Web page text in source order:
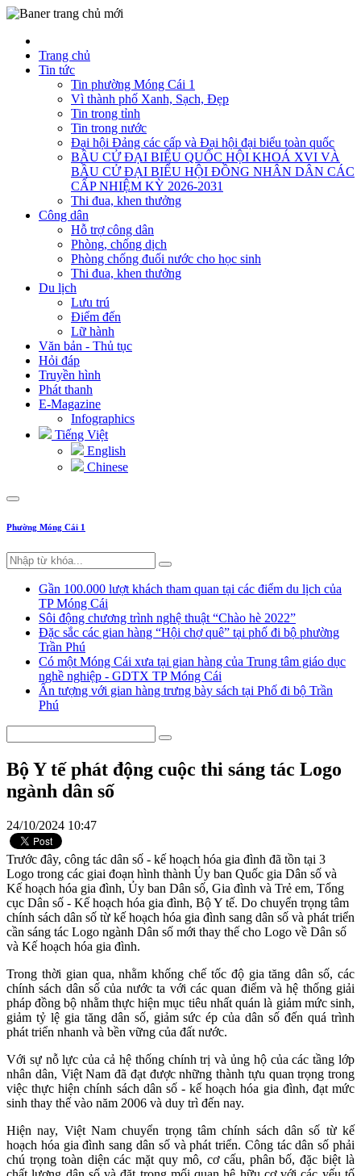
Trang chủ
Tin tức
Tin phường Móng Cái 1
Vì thành phố Xanh, Sạch, Đẹp
Tin trong tỉnh
Tin trong nước
Đại hội Đảng các cấp và Đại hội đại biểu toàn quốc
BẦU CỬ ĐẠI BIỂU QUỐC HỘI KHOÁ XVI VÀ
BẦU CỬ ĐẠI BIỂU HỘI ĐỒNG NHÂN DÂN CÁC
CẤP NHIỆM KỲ 2026-2031
Thi đua, khen thưởng
Công dân
Hỗ trợ công dân
Phòng, chống dịch
Phòng chống đuối nước cho học sinh
Thi đua, khen thưởng
Du lịch
Lưu trú
Điểm đến
Lữ hành
Văn bản - Thủ tục
Hỏi đáp
Truyền hình
Phát thanh
E-Magazine
Infographics
Tiếng Việt
English
Chinese
Phường Móng Cái 1
Gần 100.000 lượt khách tham quan tại các điểm du lịch của
TP Móng Cái
Sôi động chương trình nghệ thuật “Chào hè 2022”
Đặc sắc các gian hàng “Hội chợ quê” tại phố đi bộ phường
Trần Phú
Có một Móng Cái xưa tại gian hàng của Trung tâm giáo dục
nghề nghiệp - GDTX TP Móng Cái
Ấn tượng với gian hàng trưng bày sách tại Phố đi bộ Trần
Phú
Bộ Y tế phát động cuộc thi sáng tác Logo
ngành dân số
24/10/2024 10:47
Trước đây, công tác dân số - kế hoạch hóa gia đình đã tồn tại 3
Logo trong các giai đoạn hình thành Ủy ban Quốc gia Dân số và
Kế hoạch hóa gia đình, Ủy ban Dân số, Gia đình và Trẻ em, Tổng
cục Dân số - Kế hoạch hóa gia đình, Bộ Y tế. Do chuyển trọng tâm
chính sách dân số từ kế hoạch hóa gia đình sang dân số và phát triển
cần sáng tác Logo ngành Dân số mới thay thế cho Logo về Dân số
và Kế hoạch hóa gia đình.
Trong thời gian qua, nhằm khống chế tốc độ gia tăng dân số, các
chính sách dân số của nước ta với các quan điểm và hệ thống giải
pháp đồng bộ nhằm thực hiện mục tiêu nhất quán là giảm mức sinh,
giảm tỷ lệ gia tăng dân số, giảm sức ép của dân số đến quá trình
phát triển nhanh và bền vững của đất nước.
Với sự nỗ lực của cả hệ thống chính trị và ủng hộ của các tầng lớp
nhân dân, Việt Nam đã đạt được những thành tựu quan trọng trong
việc thực hiện chính sách dân số - kế hoạch hóa gia đình, đạt mức
sinh thay thế vào năm 2006 và duy trì đến nay.
Hiện nay, Việt Nam chuyển trọng tâm chính sách dân số từ kế
hoạch hóa gia đình sang dân số và phát triển. Công tác dân số phải
chú trọng toàn diện các mặt quy mô, cơ cấu, phân bố, đặc biệt là